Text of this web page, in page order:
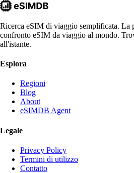
Ricerca eSIM di viaggio semplificata. La
confronto eSIM da viaggio al mondo.
all'istante.
Esplora
Regioni
Blog
About
eSIMDB Agent
Legale
Privacy Policy
Termini di utilizzo
Contatto